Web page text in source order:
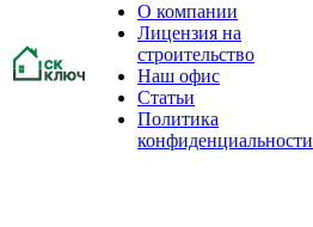
О компании
Лицензия на
строительство
Наш офис
Статьи
Политика
конфиденциальности